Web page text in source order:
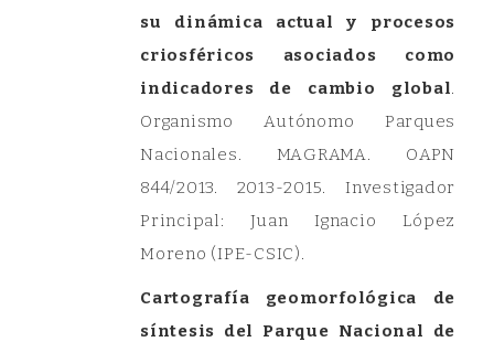
su dinámica actual y procesos
criosféricos asociados como
indicadores de cambio global.
Organismo Autónomo Parques
Nacionales. MAGRAMA. OAPN
844/2013. 2013-2015. Investigador
Principal: Juan Ignacio López
Moreno (IPE-CSIC).
Cartografía geomorfológica de
síntesis del Parque Nacional de